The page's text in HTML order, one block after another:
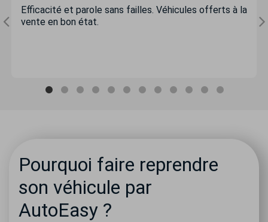
Efficacité et parole sans failles. Véhicules offerts à la
vente en bon état.
Pourquoi faire reprendre
son véhicule par
AutoEasy ?